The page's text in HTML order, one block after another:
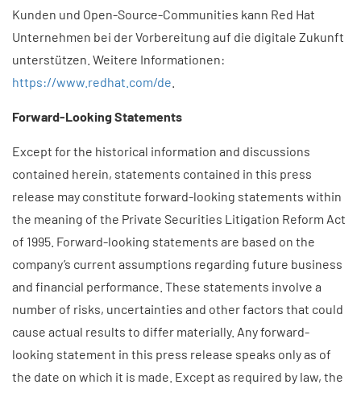
Kunden und Open-Source-Communities kann Red Hat
Unternehmen bei der Vorbereitung auf die digitale Zukunft
unterstützen. Weitere Informationen:
https://www.redhat.com/de
Forward-Looking Statements
Except for the historical information and discussions
contained herein, statements contained in this press
release may constitute forward-looking statements within
the meaning of the Private Securities Litigation Reform Act
of 1995. Forward-looking statements are based on the
company’s current assumptions regarding future business
and financial performance. These statements involve a
number of risks, uncertainties and other factors that could
cause actual results to differ materially. Any forward-
looking statement in this press release speaks only as of
the date on which it is made. Except as required by law, the